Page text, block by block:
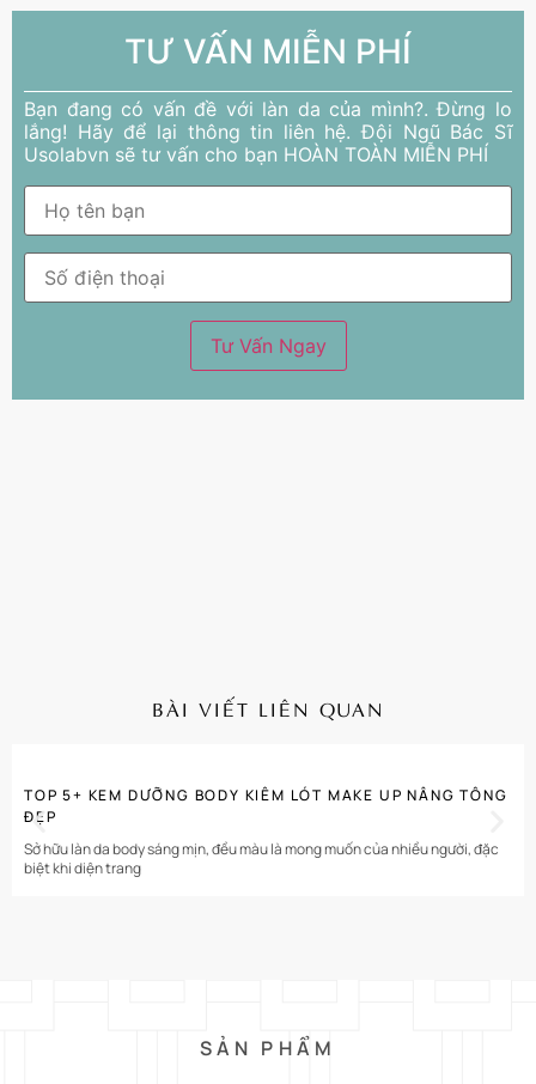
TƯ VẤN MIỄN PHÍ
Bạn đang có vấn đề với làn da của mình?. Đừng lo
lắng! Hãy để lại thông tin liên hệ. Đội Ngũ Bác Sĩ
Usolabvn sẽ tư vấn cho bạn HOÀN TOÀN MIỄN PHÍ
BÀI VIẾT LIÊN QUAN
TOP 5+ KEM DƯỠNG BODY KIÊM LÓT MAKE UP NÂNG TÔNG
ĐẸP
Sở hữu làn da body sáng mịn, đều màu là mong muốn của nhiều người, đặc
biệt khi diện trang
SẢN PHẨM